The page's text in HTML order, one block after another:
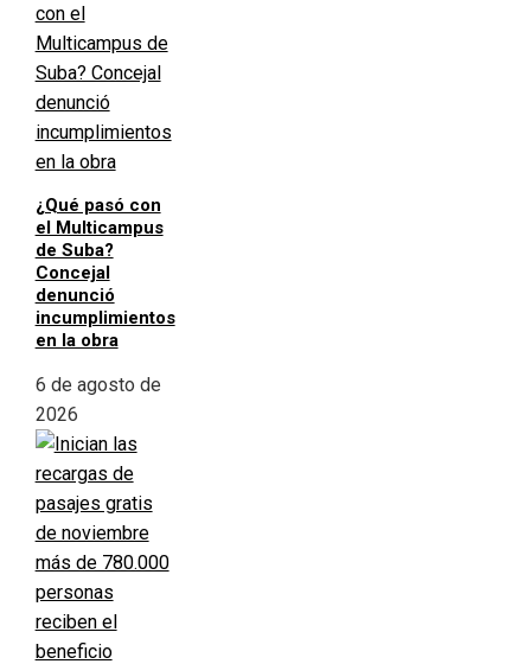
¿Qué pasó con
el Multicampus
de Suba?
Concejal
denunció
incumplimientos
en la obra
6 de agosto de
2026